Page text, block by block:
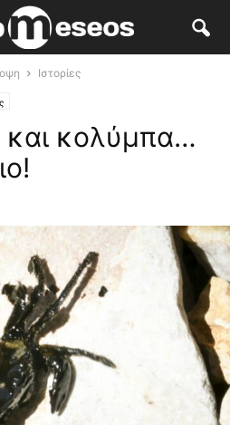
Ιστορίες
κολύμπα…